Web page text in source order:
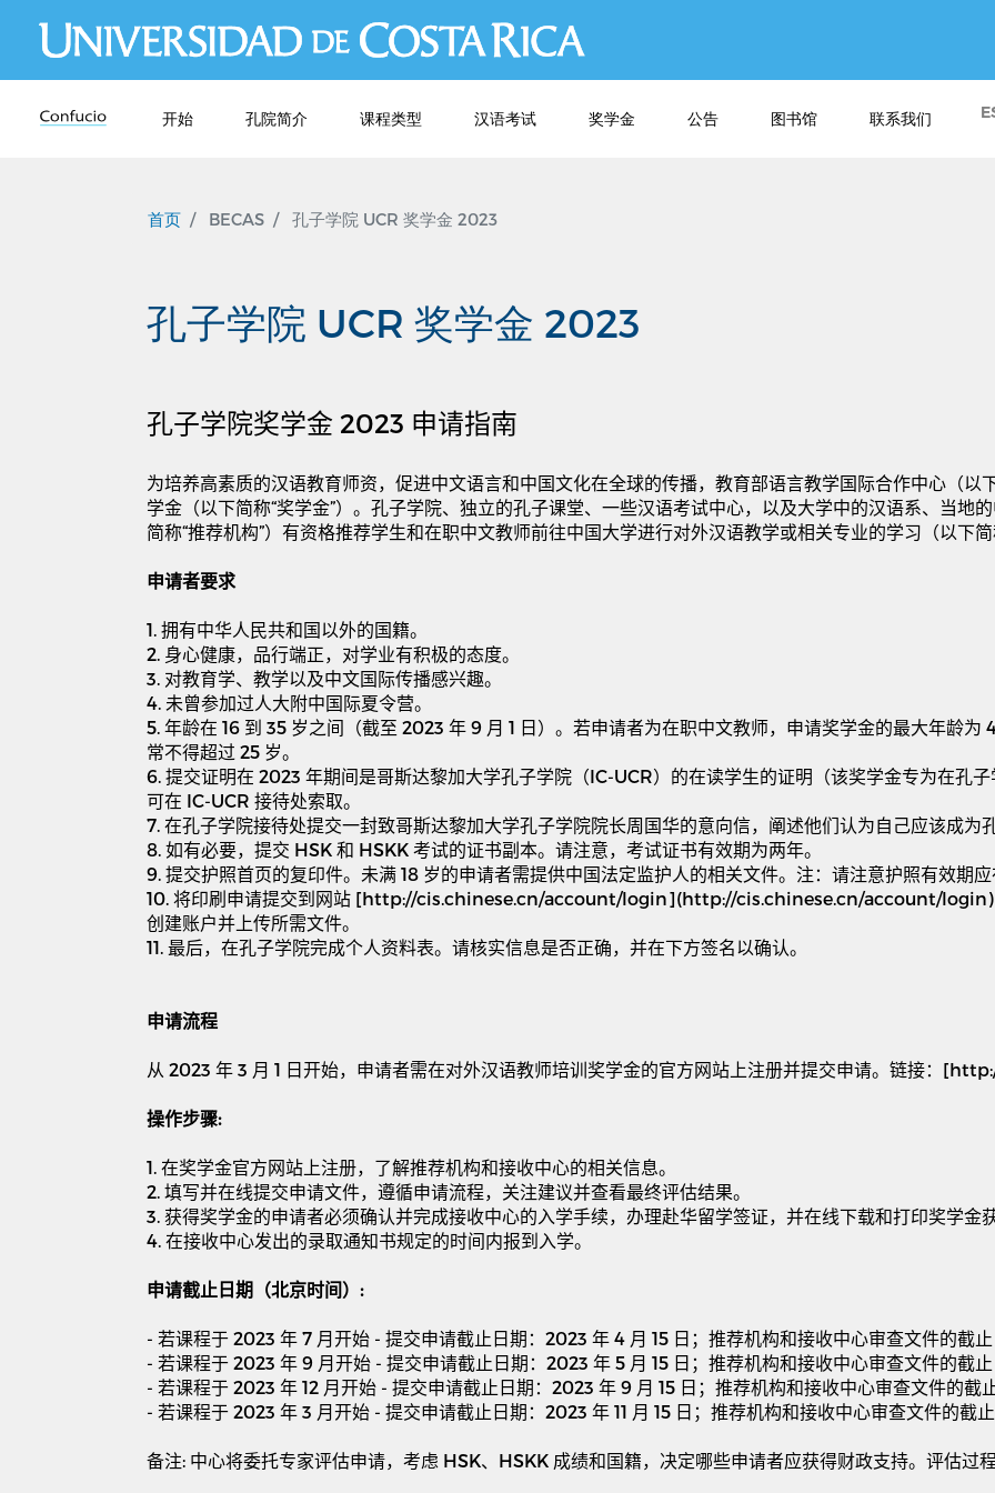
开始 孔院简介 课程类型 汉语考试 奖学金 公告 图书馆 联系我们
首页 BECAS 孔子学院 UCR 奖学金 2023
孔子学院 UCR 奖学金 2023
孔子学院奖学金 2023 申请指南
为培养高素质的汉语教育师资，促进中文语言和中国文化在全球的传播，教育部语言教学国际合作中心（以
学金（以下简称“奖学金”）。孔子学院、独立的孔子课堂、一些汉语考试中心，以及大学中的汉语系、当地
简称“推荐机构”）有资格推荐学生和在职中文教师前往中国大学进行对外汉语教学或相关专业的学习（以下
申请者要求
1. 拥有中华人民共和国以外的国籍。
2. 身心健康，品行端正，对学业有积极的态度。
3. 对教育学、教学以及中文国际传播感兴趣。
4. 未曾参加过人大附中国际夏令营。
5. 年龄在 16 到 35 岁之间（截至 2023 年 9 月 1 日）。若申请者为在职中文教师，申请奖学金的最大年龄为
常不得超过 25 岁。
6. 提交证明在 2023 年期间是哥斯达黎加大学孔子学院（IC-UCR）的在读学生的证明（该奖学金专为在孔
可在 IC-UCR 接待处索取。
7. 在孔子学院接待处提交一封致哥斯达黎加大学孔子学院院长周国华的意向信，阐述他们认为自己应该成为
8. 如有必要，提交 HSK 和 HSKK 考试的证书副本。请注意，考试证书有效期为两年。
9. 提交护照首页的复印件。未满 18 岁的申请者需提供中国法定监护人的相关文件。注：请注意护照有效期
10. 将印刷申请提交到网站 [http://cis.chinese.cn/account/login](http://cis.chinese.cn/account/
创建账户并上传所需文件。
11. 最后，在孔子学院完成个人资料表。请核实信息是否正确，并在下方签名以确认。
申请流程
从 2023 年 3 月 1 日开始，申请者需在对外汉语教师培训奖学金的官方网站上注册并提交申请。链接：
操作步骤:
1. 在奖学金官方网站上注册，了解推荐机构和接收中心的相关信息。
2. 填写并在线提交申请文件，遵循申请流程，关注建议并查看最终评估结果。
3. 获得奖学金的申请者必须确认并完成接收中心的入学手续，办理赴华留学签证，并在线下载和打印奖学金
4. 在接收中心发出的录取通知书规定的时间内报到入学。
申请截止日期（北京时间） :
- 若课程于 2023 年 7 月开始 - 提交申请截止日期： 2023 年 4 月 15 日；推荐机构和接收中心审查文件的截
- 若课程于 2023 年 9 月开始 - 提交申请截止日期： 2023 年 5 月 15 日；推荐机构和接收中心审查文件的截
- 若课程于 2023 年 12 月开始 - 提交申请截止日期： 2023 年 9 月 15 日；推荐机构和接收中心审查文件的截
- 若课程于 2023 年 3 月开始 - 提交申请截止日期： 2023 年 11 月 15 日；推荐机构和接收中心审查文件的截
备注: 中心将委托专家评估申请，考虑 HSK、 HSKK 成绩和国籍，决定哪些申请者应获得财政支持。评估过